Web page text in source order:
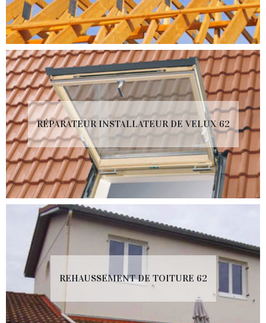
RÉPARATEUR INSTALLATEUR DE VELUX 62
REHAUSSEMENT DE TOITURE 62